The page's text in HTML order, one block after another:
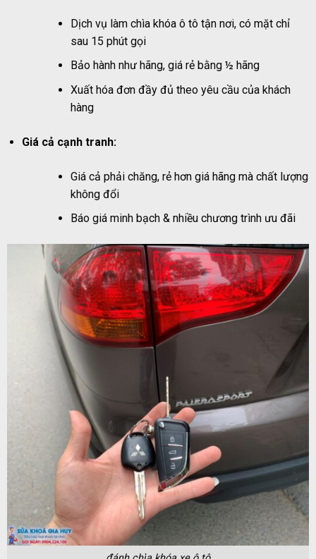
Dịch vụ làm chìa khóa ô tô tận nơi, có mặt chỉ
sau 15 phút gọi
Bảo hành như hãng, giá rẻ bằng ½ hãng
Xuất hóa đơn đầy đủ theo yêu cầu của khách
hàng
Giá cả cạnh tranh:
Giá cả phải chăng, rẻ hơn giá hãng mà chất lượng
không đổi
Báo giá minh bạch & nhiều chương trình ưu đãi